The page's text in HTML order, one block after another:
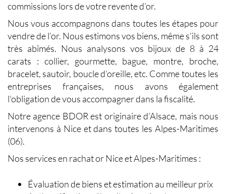
commissions lors de votre revente d’or.
Nous vous accompagnons dans toutes les étapes pour
vendre de l’or. Nous estimons vos biens, même s’ils sont
très abîmés. Nous analysons vos bijoux de 8 à 24
carats : collier, gourmette, bague, montre, broche,
bracelet, sautoir, boucle d’oreille, etc. Comme toutes les
entreprises françaises, nous avons également
l’obligation de vous accompagner dans la fiscalité.
Notre agence BDOR est originaire d’Alsace, mais nous
intervenons à Nice et dans toutes les Alpes-Maritimes
(06).
Nos services en rachat or Nice et Alpes-Maritimes :
Évaluation de biens et estimation au meilleur prix